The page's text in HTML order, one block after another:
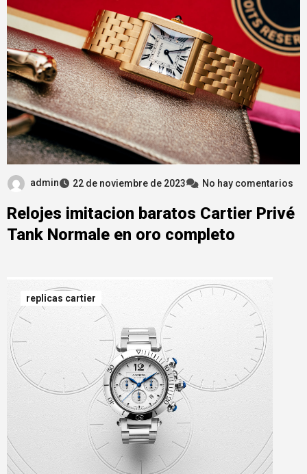
admin 22 de noviembre de 2023 No hay comentarios
Relojes imitacion baratos Cartier Privé
Tank Normale en oro completo
replicas cartier